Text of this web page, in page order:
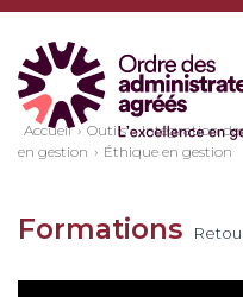
Accueil Outils Intégration
en gestion
Éthique en gestion
Formations